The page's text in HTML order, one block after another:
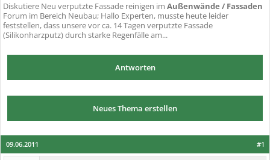
Diskutiere Neu verputzte Fassade reinigen im Außenwände / Fassaden
Forum im Bereich Neubau; Hallo Experten, musste heute leider
feststellen, dass unsere vor ca. 14 Tagen verputzte Fassade
(Silikonharzputz) durch starke Regenfälle am...
Antworten
Neues Thema erstellen
#1
09.06.2011